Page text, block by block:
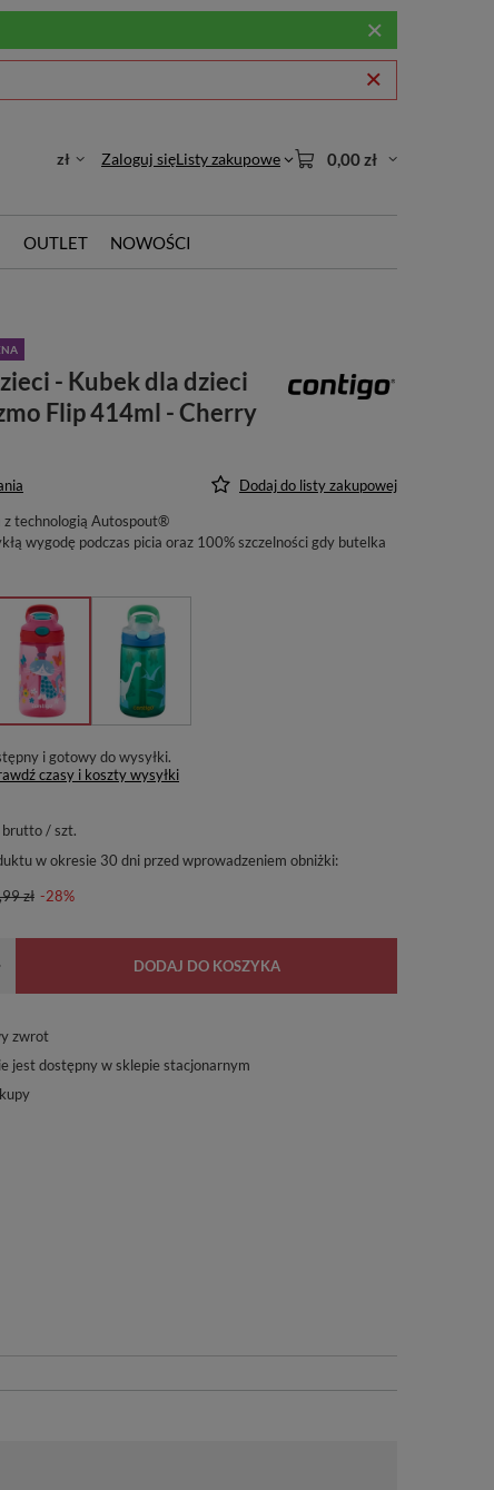
zł Zaloguj sięListy zakupowe 0,00 zł
OUTLET NOWOŚCI
- Kubek dla dzieci
Flip 414ml - Cherry
Dodaj do listy zakupowej
z technologią Autospout®
wygodę podczas picia oraz 100% szczelności gdy butelka
i gotowy do wysyłki
czasy i koszty wysyłki
brutto/szt.
w okresie 30 dni przed wprowadzeniem obniżki:
zł -28%
DODAJ DO KOSZYKA
zwrot
jest dostępny w sklepie stacjonarnym